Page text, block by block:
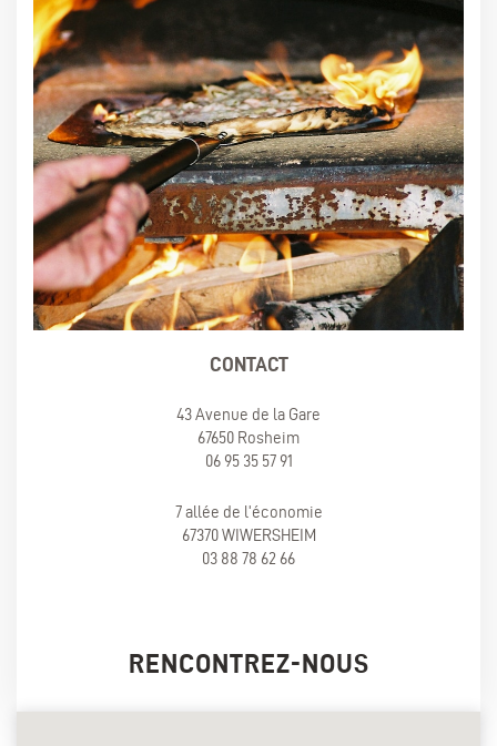
CONTACT
43 Avenue de la Gare
67650 Rosheim
06 95 35 57 91
7 allée de l'économie
67370 WIWERSHEIM
03 88 78 62 66
RENCONTREZ-NOUS